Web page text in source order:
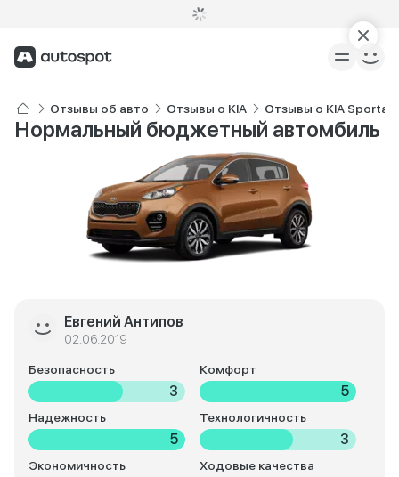
Отзывы об авто Отзывы о KIA Отзывы о KIA
Нормальный бюджетный автомбиль
Евгений Антипов
02.06.2019
Безопасность
3
Комфорт
5
Надежность
5
Технологичность
3
Экономичность Ходовые качества